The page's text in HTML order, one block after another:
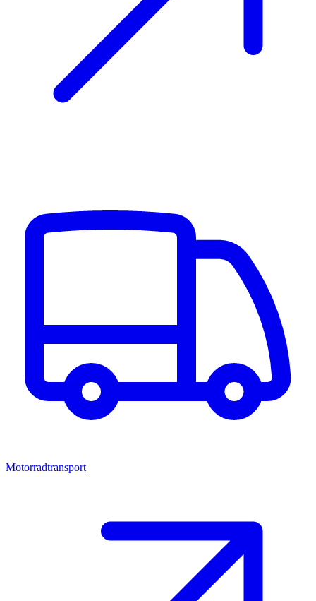
Motorradtransport